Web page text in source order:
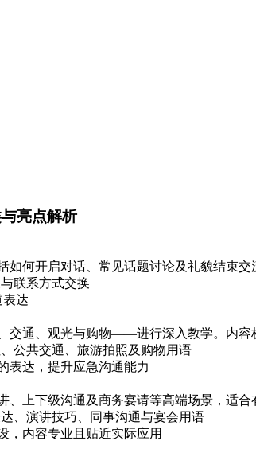
亮点解析
如何开启对话、常见话题讨论及礼貌结束
联系方式交换
表达
通、观光与购物——进行深入教学。内容
公共交通、旅游拍照及购物用语
表达，提升应急沟通能力
、上下级沟通及商务宴请等高端场景，适
、演讲技巧、同事沟通与宴会用语
，内容专业且贴近实际应用